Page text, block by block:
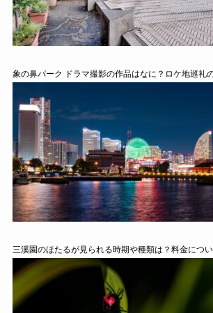
象の鼻パーク ドラマ撮影の作品はなに？ロケ地巡礼
三溪園のほたるが見られる時期や種類は？料金につ